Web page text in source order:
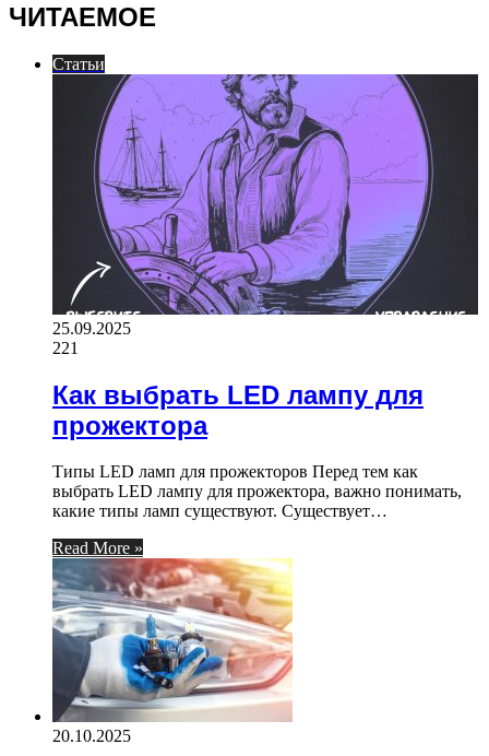
ЧИТАЕМОЕ
Статьи
25.09.2025
221
Как выбрать LED лампу для
прожектора
Типы LED ламп для прожекторов Перед тем как
выбрать LED лампу для прожектора, важно понимать,
какие типы ламп существуют. Существует…
Read More »
20.10.2025